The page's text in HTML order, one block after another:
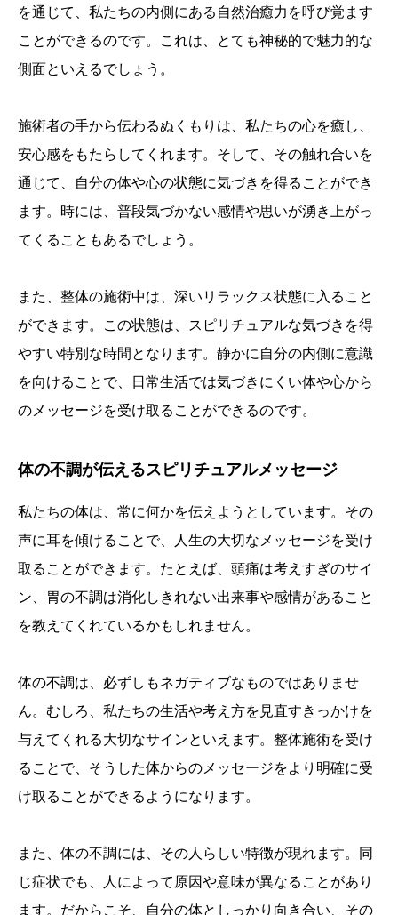
を通じて、私たちの内側にある自然治癒力を呼び覚ます
ことができるのです。これは、とても神秘的で魅力的な
側面といえるでしょう。
施術者の手から伝わるぬくもりは、私たちの心を癒し、
安心感をもたらしてくれます。そして、その触れ合いを
通じて、自分の体や心の状態に気づきを得ることができ
ます。時には、普段気づかない感情や思いが湧き上がっ
てくることもあるでしょう。
また、整体の施術中は、深いリラックス状態に入ること
ができます。この状態は、スピリチュアルな気づきを得
やすい特別な時間となります。静かに自分の内側に意識
を向けることで、日常生活では気づきにくい体や心から
のメッセージを受け取ることができるのです。
体の不調が伝えるスピリチュアルメッセージ
私たちの体は、常に何かを伝えようとしています。その
声に耳を傾けることで、人生の大切なメッセージを受け
取ることができます。たとえば、頭痛は考えすぎのサイ
ン、胃の不調は消化しきれない出来事や感情があること
を教えてくれているかもしれません。
体の不調は、必ずしもネガティブなものではありませ
ん。むしろ、私たちの生活や考え方を見直すきっかけを
与えてくれる大切なサインといえます。整体施術を受け
ることで、そうした体からのメッセージをより明確に受
け取ることができるようになります。
また、体の不調には、その人らしい特徴が現れます。同
じ症状でも、人によって原因や意味が異なることがあり
ます。だからこそ、自分の体としっかり向き合い、その